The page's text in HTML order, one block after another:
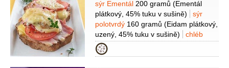
Suroviny
sýr Ementál 200 gramů (Ementál
plátkový, 45% tuku v sušině)
sýr
polotvrdý 160 gramů (Eidam plátkový,
uzený, 45% tuku v sušině)
chléb
bramborový
16 plátků
rajčata2 kusy
kečup
Kategorie